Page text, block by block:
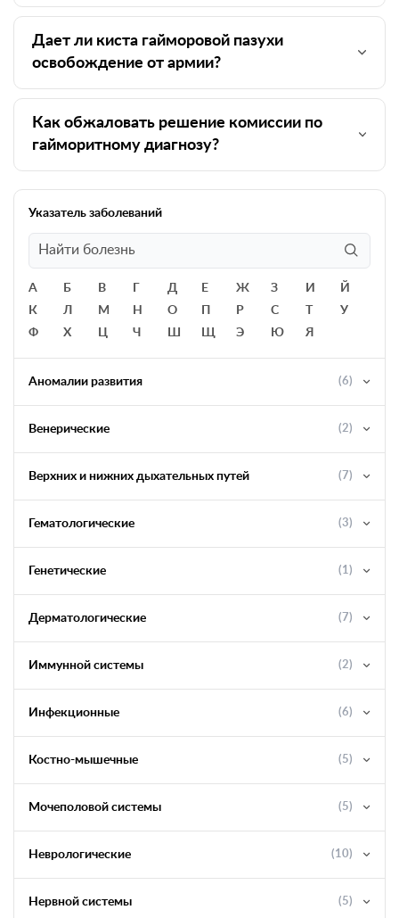
Дает ли киста гайморовой пазухи
освобождение от армии?
Как обжаловать решение комиссии по
гайморитному диагнозу?
Указатель заболеваний
А Б В Д Е Ж З И
Й
К
Л М Н О Р С
У
Ф
Х Ц Ч Ш Щ Э Ю Я
Аномалии развития (6)
Венерические (2)
Верхних и нижних дыхательных путей (7)
Гематологические (3)
Генетические (1)
Дерматологические (7)
Иммунной системы (2)
Инфекционные (6)
Костно-мышечные (5)
Мочеполовой системы (5)
Неврологические (10)
Нервной системы (5)